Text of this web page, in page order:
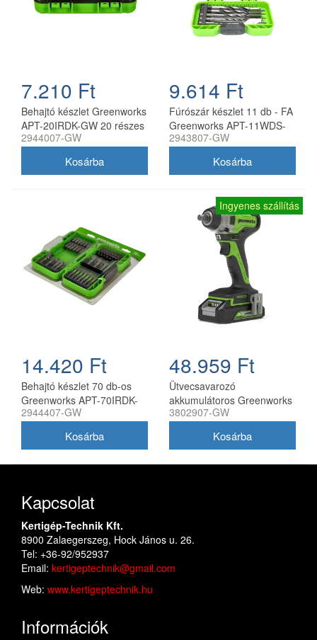
7.210 Ft
Behajtó készlet Greenworks
APT-20IRDK-GW 20 részes
2944007-GW
9.614 Ft
Fúrószár készlet 11 db - FA
Greenworks APT-11WDS-
GW
2943807-GW
14.420 Ft
Behajtó készlet 70 db-os
Greenworks APT-70IRDK-
GW
2944407-GW
Ingyenes szállítás
48.959 Ft
Ütvecsavarozó
akkumulátoros Greenworks
GD24IW400 24v, 400 nm,
3802907-GW
Kapcsolat
Kertigép-Technik Kft.
8900 Zalaegerszeg, Hock János u. 26.
Tel: +36-92/952937
Email: kertigeptechnik@gmail.com
Web: www.kertigeptechnik.hu
Információk